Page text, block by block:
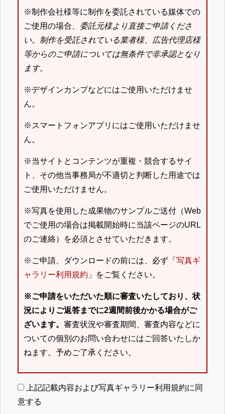
※制作会社様等に制作を委託されている媒体での
ご使用の場合、 委託元様より直接ご申請くださ
い。 制作を受託されている業者様、広告代理店様
等からのご申請については無条件で非承認となり
ます。
※デザインカンプなどにはご使用いただけませ
ん。
※スマートフォンアプリにはご使用いただけませ
ん。
※当サイトとコンテンツが重複・競合するサイ
ト、その他当事務局が不適切と判断した用途では
ご使用いただけません。
※写真を使用した成果物のサンプルご送付（Web
でご使用の場合は掲載開始時に当該ページのURL
のご連絡）を必須とさせていただきます。
※ご申請、ダウンロードの前には、必ず「 写真ギ
ャラリー利用規約 」をご覧ください。
※ご申請をいただいた順に審査いたしており、状
況によりご返答までに2週間前後かかる場合がご
ざいます。 審査状況や審査期間、審査内容などに
ついての個別のお問い合わせにはご回答いたしか
ねます。予めご了承ください。
上記記載内容および写真ギャラリー利用規約に同
意する